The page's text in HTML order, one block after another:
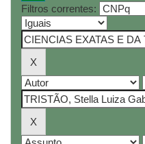
Filtros correntes: